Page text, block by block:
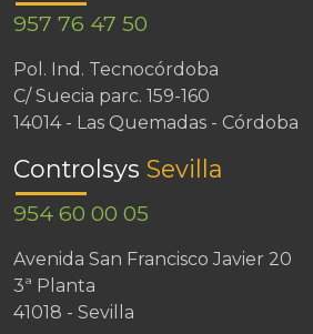
957 76 47 50
Pol. Ind. Tecnocórdoba
C/ Suecia parc. 159-160
14014 - Las Quemadas - Córdoba
Controlsys Sevilla
954 60 00 05
Avenida San Francisco Javier 20
3ª Planta
41018 - Sevilla